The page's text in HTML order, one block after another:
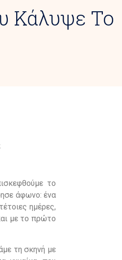
Κάλυψε Το
το
άφωνο: ένα
ημέρες,
με το πρώτο
τη σκηνή με